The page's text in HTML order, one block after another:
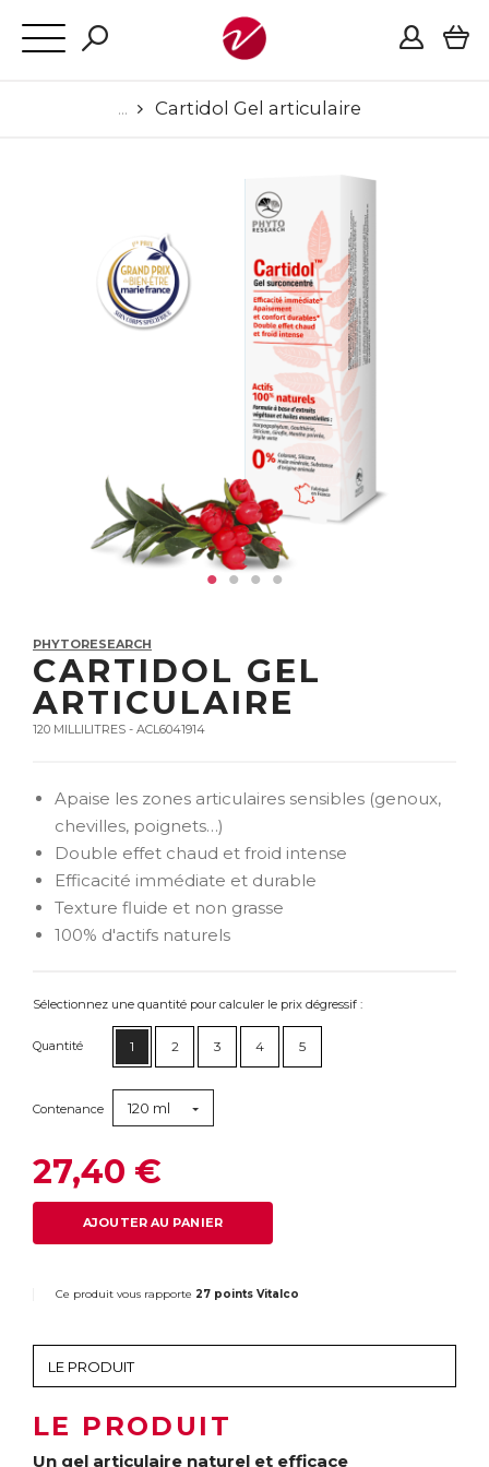
Cartidol Gel articulaire
PHYTORESEARCH
CARTIDOL GEL
ARTICULAIRE
120 MILLILITRES - ACL6041914
Apaise les zones articulaires sensibles (genoux,
chevilles, poignets…)
Double effet chaud et froid intense
Efficacité immédiate et durable
Texture fluide et non grasse
100% d'actifs naturels
Sélectionnez une quantité pour calculer le prix dégressif :
Quantité 1 2 3 4 5
Contenance 120 ml
27,40 €
AJOUTER AU PANIER
Ce produit vous rapporte 27 points Vitalco
LE PRODUIT
Un gel articulaire naturel et efficace